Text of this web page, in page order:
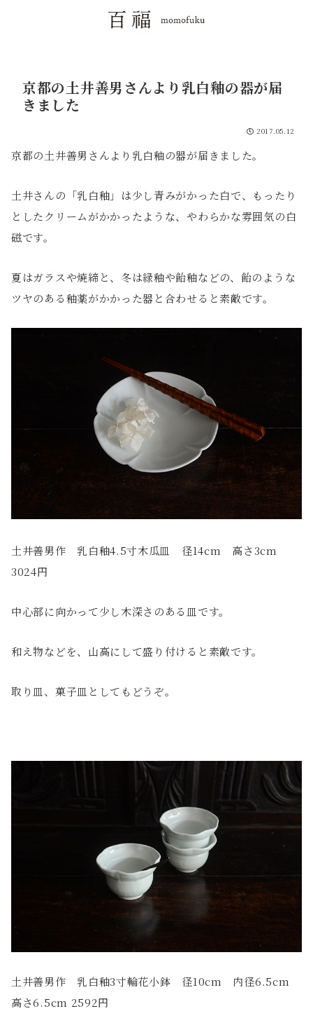
京都の土井善男さんより乳白釉の器が届
きました
2017.05.12
京都の土井善男さんより乳白釉の器が届きました。
土井さんの「乳白釉」は少し青みがかった白で、もったり
としたクリームがかかったような、やわらかな雰囲気の白
磁です。
夏はガラスや焼締と、冬は緑釉や飴釉などの、飴のような
ツヤのある釉薬がかかった器と合わせると素敵です。
土井善男作 乳白釉4.5寸木瓜皿 径14cm 高さ3cm
3024円
中心部に向かって少し木深さのある皿です。
和え物などを、山高にして盛り付けると素敵です。
取り皿、菓子皿としてもどうぞ。
土井善男作 乳白釉3寸輪花小鉢 径10cm 内径6.5cm
高さ6.5cm 2592円